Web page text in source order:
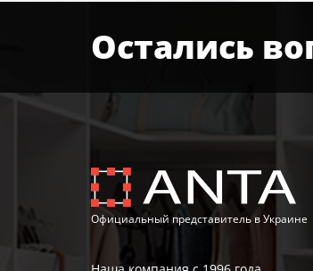
Остались
Официальный представитель в Украине